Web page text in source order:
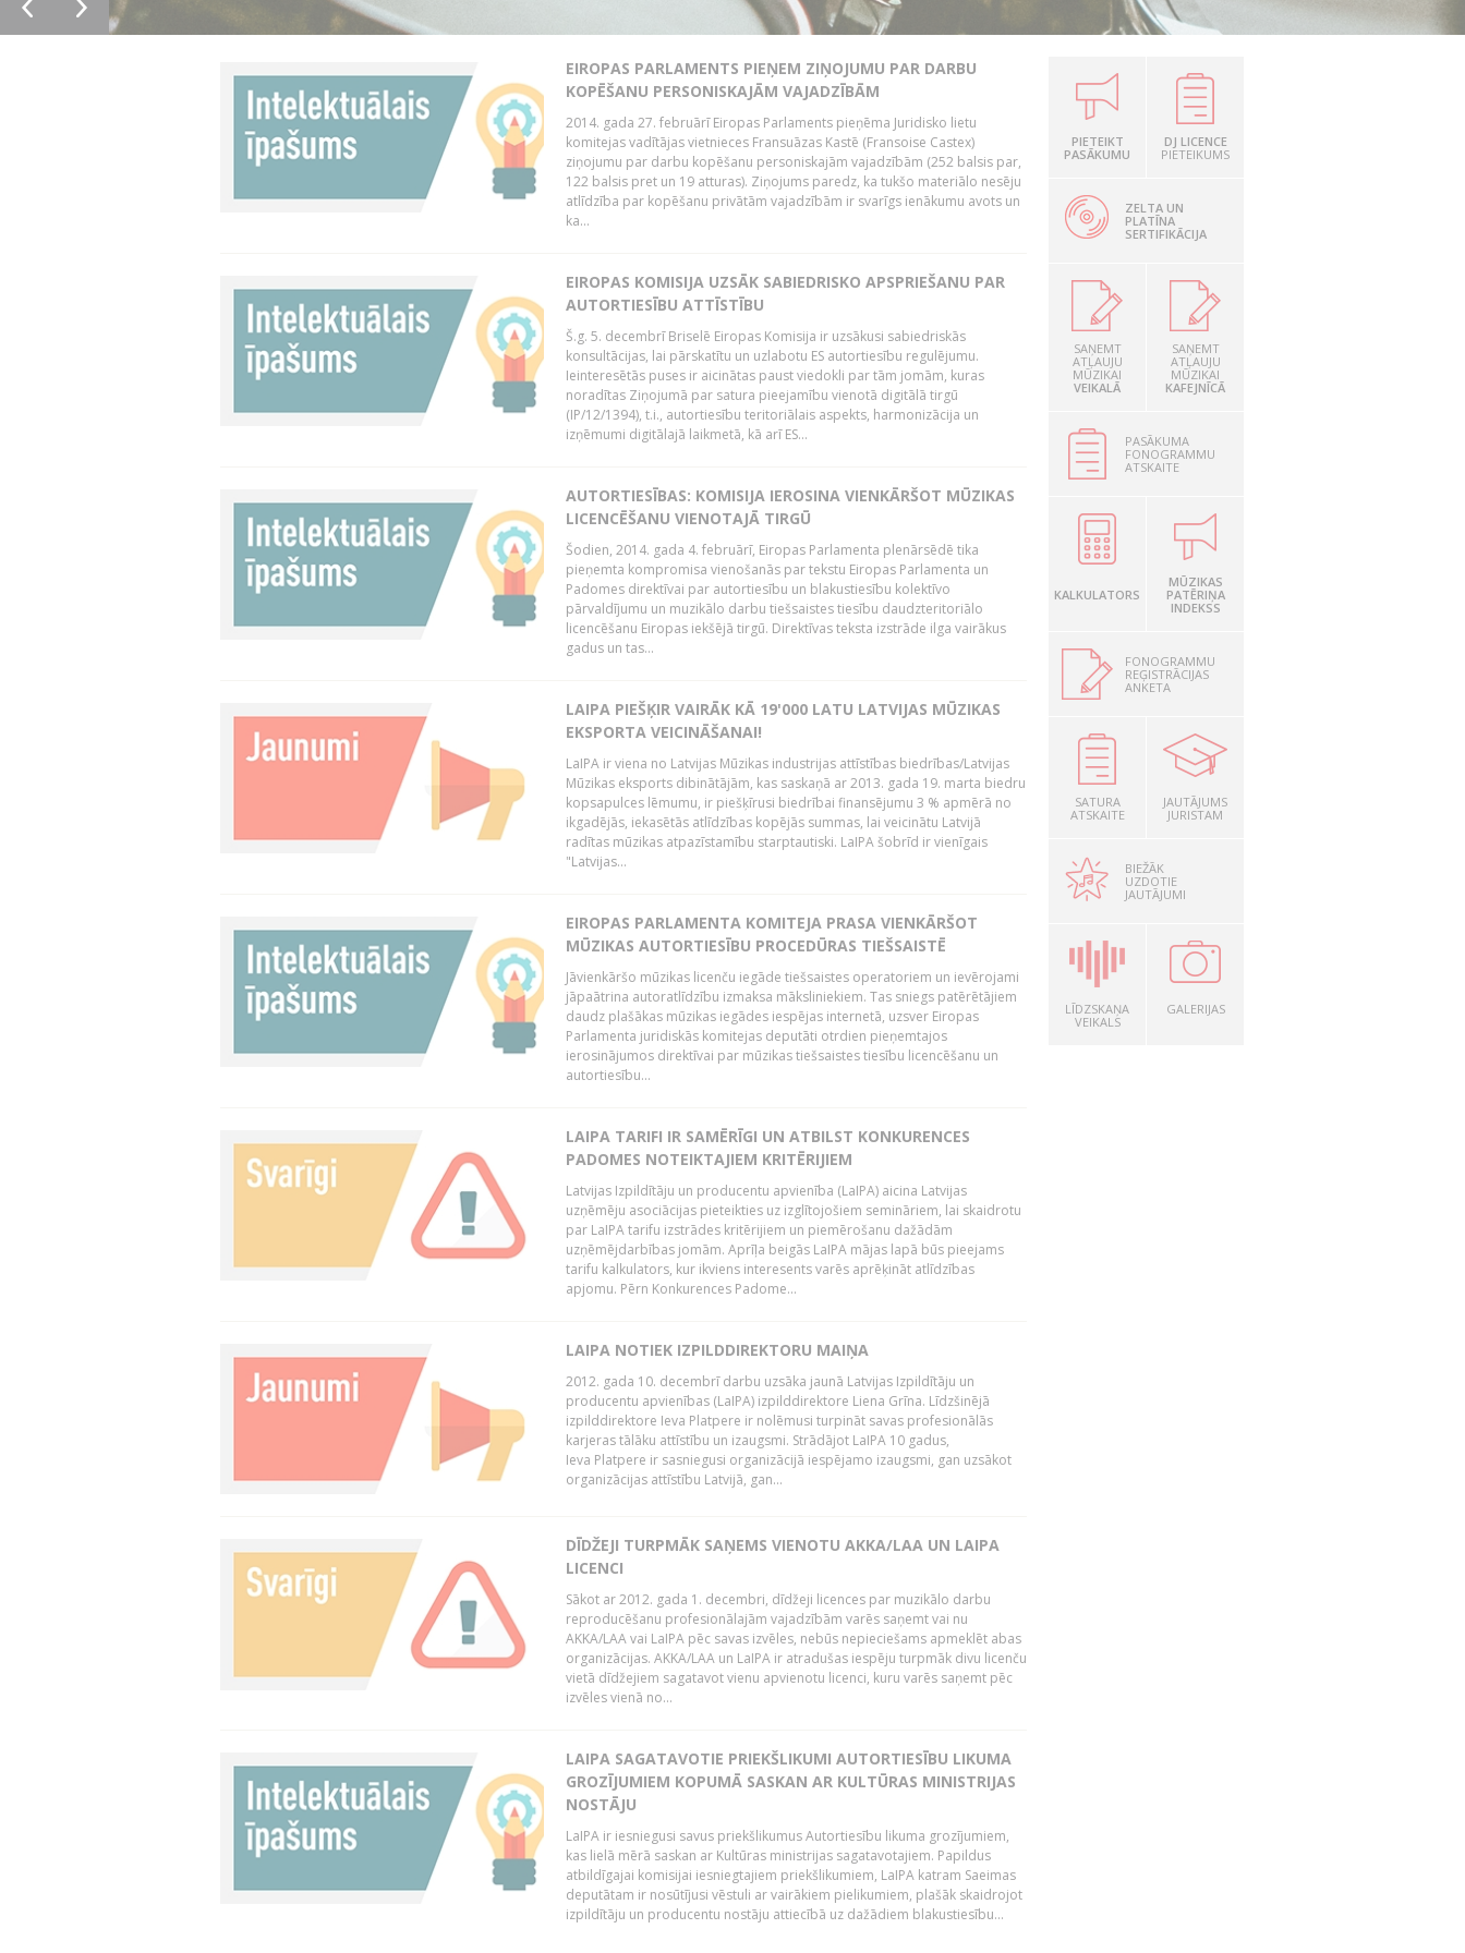
EIROPAS PARLAMENTS PIEŅEM ZIŅOJUMU PAR DARBU
KOPĒŠANU PERSONISKAJĀM VAJADZĪBĀM
2014. gada 27. februārī Eiropas Parlaments pieņēma Juridisko lietu
komitejas vadītājas vietnieces Fransuāzas Kastē (Fransoise Castex)
ziņojumu par darbu kopēšanu personiskajām vajadzībām (252 balsis par,
122 balsis pret un 19 atturas). Ziņojums paredz, ka tukšo materiālo nesēju
atlīdzība par kopēšanu privātām vajadzībām ir svarīgs ienākumu avots un
ka...
EIROPAS KOMISIJA UZSĀK SABIEDRISKO APSPRIEŠANU PAR
AUTORTIESĪBU ATTĪSTĪBU
Š.g. 5. decembrī Briselē Eiropas Komisija ir uzsākusi sabiedriskās
konsultācijas, lai pārskatītu un uzlabotu ES autortiesību regulējumu.
Ieinteresētās puses ir aicinātas paust viedokli par tām jomām, kuras
noradītas Ziņojumā par satura pieejamību vienotā digitālā tirgū
(IP/12/1394), t.i., autortiesību teritoriālais aspekts, harmonizācija un
izņēmumi digitālajā laikmetā, kā arī ES...
AUTORTIESĪBAS: KOMISIJA IEROSINA VIENKĀRŠOT MŪZIKAS
LICENCĒŠANU VIENOTAJĀ TIRGŪ
Šodien, 2014. gada 4. februārī, Eiropas Parlamenta plenārsēdē tika
pieņemta kompromisa vienošanās par tekstu Eiropas Parlamenta un
Padomes direktīvai par autortiesību un blakustiesību kolektīvo
pārvaldījumu un muzikālo darbu tiešsaistes tiesību daudzteritoriālo
licencēšanu Eiropas iekšējā tirgū. Direktīvas teksta izstrāde ilga vairākus
gadus un tas...
LAIPA PIEŠĶIR VAIRĀK KĀ 19'000 LATU LATVIJAS MŪZIKAS
EKSPORTA VEICINĀŠANAI!
LaIPA ir viena no Latvijas Mūzikas industrijas attīstības biedrības/Latvijas
Mūzikas eksports dibinātājām, kas saskaņā ar 2013. gada 19. marta biedru
kopsapulces lēmumu, ir piešķīrusi biedrībai finansējumu 3 % apmērā no
ikgadējās, iekasētās atlīdzības kopējās summas, lai veicinātu Latvijā
radītas mūzikas atpazīstamību starptautiski. LaIPA šobrīd ir vienīgais
"Latvijas...
EIROPAS PARLAMENTA KOMITEJA PRASA VIENKĀRŠOT
MŪZIKAS AUTORTIESĪBU PROCEDŪRAS TIEŠSAISTĒ
Jāvienkāršo mūzikas licenču iegāde tiešsaistes operatoriem un ievērojami
jāpaātrina autoratlīdzību izmaksa māksliniekiem. Tas sniegs patērētājiem
daudz plašākas mūzikas iegādes iespējas internetā, uzsver Eiropas
Parlamenta juridiskās komitejas deputāti otrdien pieņemtajos
ierosinājumos direktīvai par mūzikas tiešsaistes tiesību licencēšanu un
autortiesību...
LAIPA TARIFI IR SAMĒRĪGI UN ATBILST KONKURENCES
PADOMES NOTEIKTAJIEM KRITĒRIJIEM
Latvijas Izpildītāju un producentu apvienība (LaIPA) aicina Latvijas
uzņēmēju asociācijas pieteikties uz izglītojošiem semināriem, lai skaidrotu
par LaIPA tarifu izstrādes kritērijiem un piemērošanu dažādām
uzņēmējdarbības jomām. Aprīļa beigās LaIPA mājas lapā būs pieejams
tarifu kalkulators, kur ikviens interesents varēs aprēķināt atlīdzības
apjomu. Pērn Konkurences Padome...
LAIPA NOTIEK IZPILDDIREKTORU MAIŅA
2012. gada 10. decembrī darbu uzsāka jaunā Latvijas Izpildītāju un
producentu apvienības (LaIPA) izpilddirektore Liena Grīna. Līdzšinējā
izpilddirektore Ieva Platpere ir nolēmusi turpināt savas profesionālās
karjeras tālāku attīstību un izaugsmi. Strādājot LaIPA 10 gadus,
Ieva Platpere ir sasniegusi organizācijā iespējamo izaugsmi, gan uzsākot
organizācijas attīstību Latvijā, gan...
DĪDŽEJI TURPMĀK SAŅEMS VIENOTU AKKA/LAA UN LAIPA
LICENCI
Sākot ar 2012. gada 1. decembri, dīdžeji licences par muzikālo darbu
reproducēšanu profesionālajām vajadzībām varēs saņemt vai nu
AKKA/LAA vai LaIPA pēc savas izvēles, nebūs nepieciešams apmeklēt abas
organizācijas. AKKA/LAA un LaIPA ir atradušas iespēju turpmāk divu licenču
vietā dīdžejiem sagatavot vienu apvienotu licenci, kuru varēs saņemt pēc
izvēles vienā no...
LAIPA SAGATAVOTIE PRIEKŠLIKUMI AUTORTIESĪBU LIKUMA
GROZĪJUMIEM KOPUMĀ SASKAN AR KULTŪRAS MINISTRIJAS
NOSTĀJU
LaIPA ir iesniegusi savus priekšlikumus Autortiesību likuma grozījumiem,
kas lielā mērā saskan ar Kultūras ministrijas sagatavotajiem. Papildus
atbildīgajai komisijai iesniegtajiem priekšlikumiem, LaIPA katram Saeimas
deputātam ir nosūtījusi vēstuli ar vairākiem pielikumiem, plašāk skaidrojot
izpildītāju un producentu nostāju attiecībā uz dažādiem blakustiesību...
PIETEIKT
PASĀKUMU
DJ LICENCE
PIETEIKUMS
ZELTA UN
PLATĪNA
SERTIFIKĀCIJA
SAŅEMT
ATĻAUJU
MŪZIKAI
VEIKALĀ
SAŅEMT
ATĻAUJU
MŪZIKAI
KAFEJNĪCĀ
PASĀKUMA
FONOGRAMMU
ATSKAITE
KALKULATORS
MŪZIKAS
PATĒRIŅA
INDEKSS
FONOGRAMMU
REĢISTRĀCIJAS
ANKETA
SATURA
ATSKAITE
JAUTĀJUMS
JURISTAM
BIEŽĀK
UZDOTIE
JAUTĀJUMI
LĪDZSKAŅA
VEIKALS
GALERIJAS